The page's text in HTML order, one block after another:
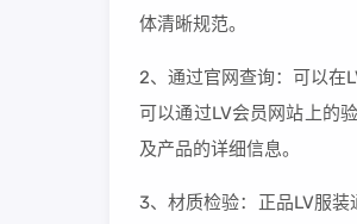
体清晰规范。
2、通过官网查询：可以在
可以通过LV会员网站上的
及产品的详细信息。
3、材质检验：正品LV服